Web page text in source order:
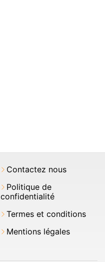
Contactez nous
Politique de
confidentialité
Termes et conditions
Mentions légales